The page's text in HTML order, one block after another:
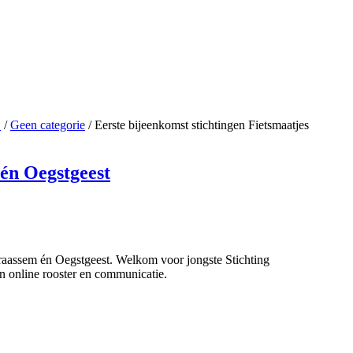
/ Geen categorie / Eerste bijeenkomst stichtingen Fietsmaatjes
Oegstgeest
én Oegstgeest. Welkom voor jongste Stichting
online rooster en communicatie.